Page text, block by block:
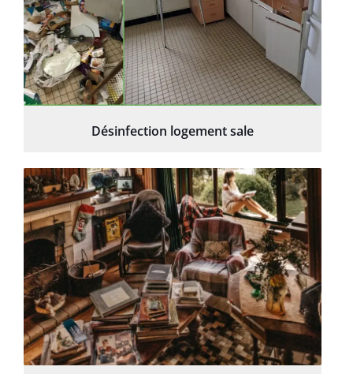
Désinfection logement sale